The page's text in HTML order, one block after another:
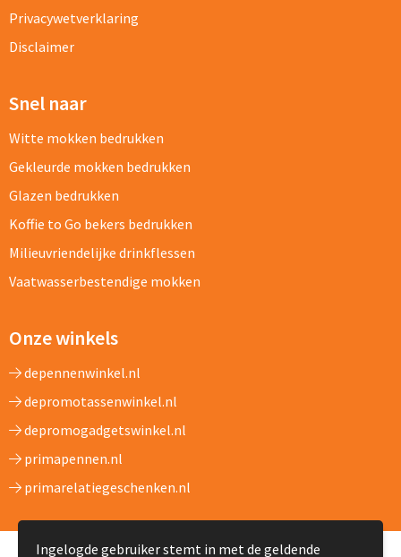
Privacywetverklaring
Disclaimer
Snel naar
Witte mokken bedrukken
Gekleurde mokken bedrukken
Glazen bedrukken
Koffie to Go bekers bedrukken
Milieuvriendelijke drinkflessen
Vaatwasserbestendige mokken
Onze winkels
depennenwinkel.nl
depromotassenwinkel.nl
depromogadgetswinkel.nl
primapennen.nl
primarelatiegeschenken.nl
Ingelogde gebruiker stemt in met de geldende